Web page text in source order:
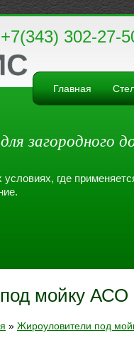
302-27-
загородного
условиях, где
Главная
мойку
» Жироуловители под